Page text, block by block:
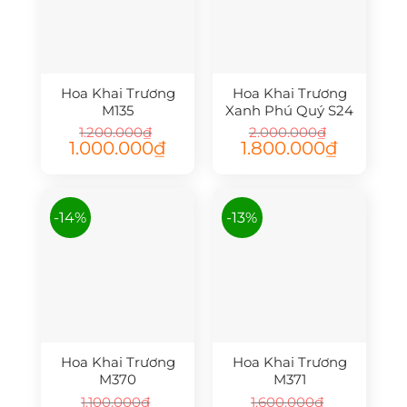
Hoa Khai Trương
M135
1.200.000₫
Giá
gốc
1.000.000₫Giá
Hoa Khai Trương
Xanh Phú Quý S24
2.000.000₫
Giá
gốc
1.800.000₫Giá
-14%
Hoa Khai Trương
M370
1.100.000₫
-13%
Hoa Khai Trương
M371
1.600.000₫